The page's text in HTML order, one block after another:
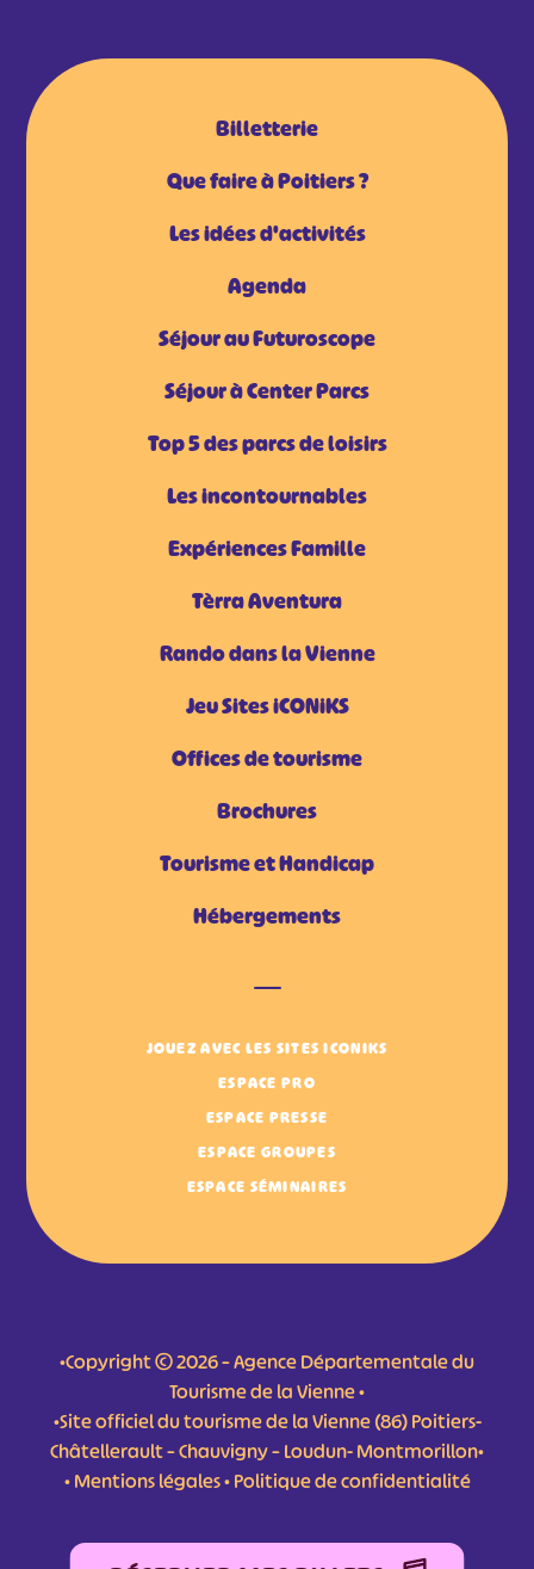
Billetterie
Que faire à Poitiers ?
Les idées d'activités
Agenda
Séjour au Futuroscope
Séjour à Center Parcs
Top 5 des parcs de loisirs
Les incontournables
Expériences Famille
Tèrra Aventura
Rando dans la Vienne
Jeu Sites iCONiKS
Offices de tourisme
Brochures
Tourisme et Handicap
Hébergements
JOUEZ AVEC LES SITES ICONIKS
ESPACE PRO
ESPACE PRESSE
ESPACE GROUPES
ESPACE SÉMINAIRES
•Copyright © 2026 – Agence Départementale du
Tourisme de la Vienne •
•Site officiel du tourisme de la Vienne (86) Poitiers-
Châtellerault – Chauvigny – Loudun- Montmorillon•
•Mentions légales•Politique de confidentialité